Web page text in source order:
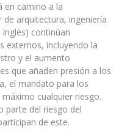
en camino a la
arquitectura, ingeniería
inglés) continúan
externos, incluyendo la
y el aumento
que añaden presión a los
el mandato para los
cualquier riesgo.
parte del riesgo del
de este.